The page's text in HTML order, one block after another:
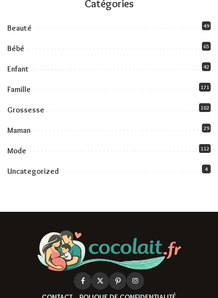
Catégories
Beauté 49
Bébé 65
Enfant 42
Famille 171
Grossesse 102
Maman 29
Mode 112
Uncategorized 4